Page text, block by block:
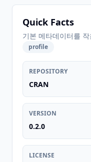
Quick Facts
기본 메타데이터를
profile
REPOSITORY
CRAN
VERSION
0.2.0
LICENSE